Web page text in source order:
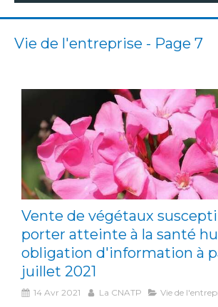
Vie de l'entreprise - Page 7
Vente de végétaux
porter atteinte à la santé
obligation d'information à
juillet 2021
14 Avr 2021 La CNATP Vie de